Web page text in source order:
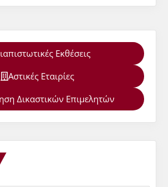
Εκθέσεις
Αστικές Εταιρίες
Δικαστικών Επιμελητών